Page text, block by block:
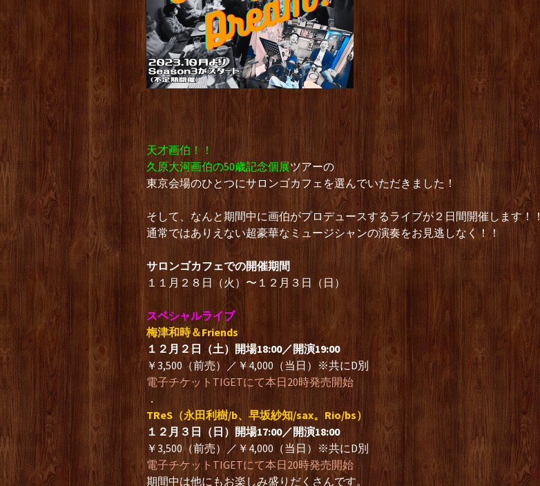
天才画伯！！
久原大河画伯の50歳記念個展ツアーの
東京会場のひとつにサロンゴカフェを選んでいただきました！
そして、なんと期間中に画伯がプロデュースするライブが２日間開催します！！
通常ではありえない超豪華なミュージシャンの演奏をお見逃しなく！！
サロンゴカフェでの開催期間
１１月２８日（火）〜１２月３日（日）
スペシャルライブ
梅津和時＆Friends
１２月２日（土）開場18:00／開演19:00
￥3,500（前売）／￥4,000（当日）※共にD別
電子チケットTIGETにて本日20時発売開始
．
TReS（永田利樹/b、早坂紗知/sax。Rio/bs）
１２月３日（日）開場17:00／開演18:00
￥3,500（前売）／￥4,000（当日）※共にD別
電子チケットTIGETにて本日20時発売開始
期間中は他にもお楽しみ盛りだくさんです。